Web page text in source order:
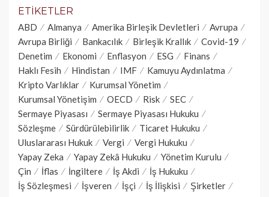
ETIKETLER
ABD Almanya Amerika Birleşik Devletleri
Avrupa
Avrupa Birliği
Bankacılık Birleşik Krallık
Covid-19
Denetim
Ekonomi Enflasyon ESG
Finans
Haklı Fesih
Hindistan IMF
Kamuyu Aydınlatma
Kripto Varlıklar
Kurumsal Yönetim
Kurumsal Yönetişim
OECD Risk
SEC
Sermaye Piyasası
Sermaye Piyasası Hukuku
Sözleşme
Sürdürülebilirlik
Ticaret Hukuku
Uluslararası Hukuk
Vergi
Vergi Hukuku
Yapay Zeka
Yapay Zekâ Hukuku
Yönetim Kurulu
Çin
İflas İngiltere İş Akdi
İş Hukuku
İş Sözleşmesi
İşveren İşçi İş İlişkisi
Şirketler